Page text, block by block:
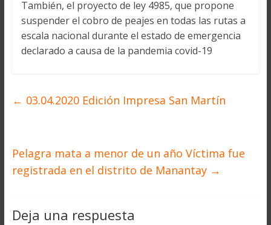
También, el proyecto de ley 4985, que propone
suspender el cobro de peajes en todas las rutas a
escala nacional durante el estado de emergencia
declarado a causa de la pandemia covid-19
← 03.04.2020 Edición Impresa San Martín
Pelagra mata a menor de un año Víctima fue
registrada en el distrito de Manantay →
Deja una respuesta